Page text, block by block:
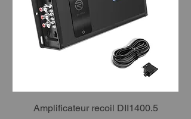
Amplificateur recoil DII1400.5